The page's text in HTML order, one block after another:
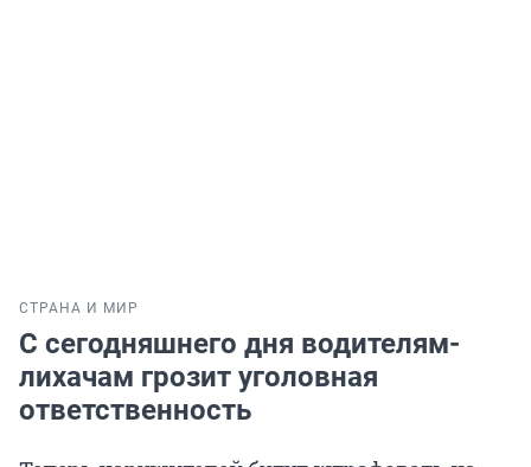
СТРАНА И МИР
С сегодняшнего дня водителям-
лихачам грозит уголовная
ответственность